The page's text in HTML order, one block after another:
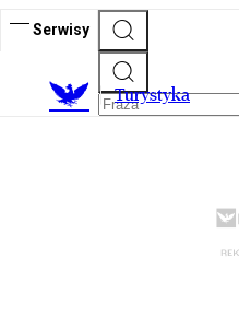
Serwisy
Turystyka